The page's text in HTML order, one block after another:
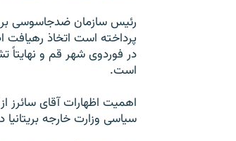
رئیس سازمان ضدجاسوسی
پرداخته است اتخاذ رهیافت
در فوردوی شهر قم و نهایتاً
است.
اهمیت اظهارات آقای سائرز
سیاسی وزارت خارجه